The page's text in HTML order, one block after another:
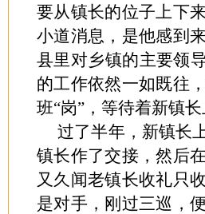
要从镇长的位子上下
小道消息，是他感到
县里对乡镇的主要领
的工作依然一如既往
班“岗”，等待着新镇
过了半年，新镇长
镇长作了交接，然后
又久闻老镇长收礼只
是对手，刚过三巡，